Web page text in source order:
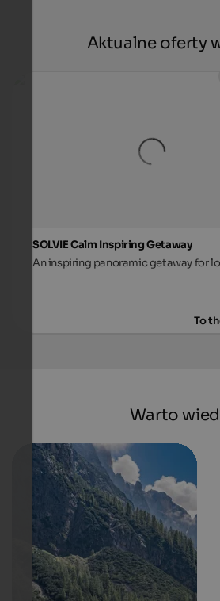
Aktualne oferty
SOLVIE Calm Inspiring Getaway
An inspiring panoramic getaway for
To
Warto